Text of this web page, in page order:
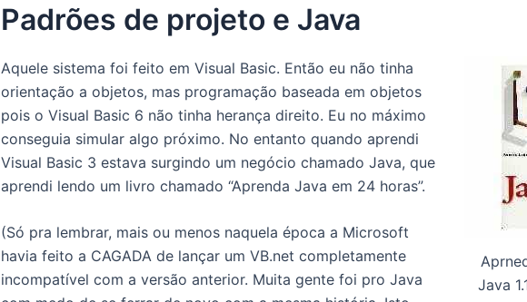
Padrões de projeto e Java
Java
Aquele sistema foi feito em Visual Basic. Então eu não tinha
orientação a objetos, mas programação baseada em objetos
pois o Visual Basic 6 não tinha herança direito. Eu no máximo
conseguia simular algo próximo. No entanto quando aprendi
Visual Basic 3 estava surgindo um negócio chamado Java, que
aprendi lendo um livro chamado “Aprenda Java em 24 horas”.
(Só pra lembrar, mais ou menos naquela época a Microsoft
havia feito a CAGADA de lançar um VB.net completamente
incompatível com a versão anterior. Muita gente foi pro Java